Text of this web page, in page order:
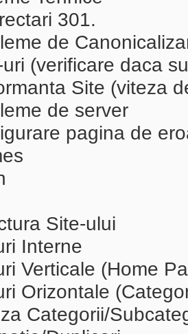
301.
de
(verificare daca
Site (viteza
de server
pagina de
Site-ului
Interne
Verticale (Home
Orizontale
Categorii/